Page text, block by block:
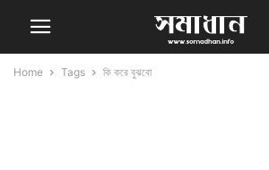
Home Tags কি করে বুঝবো